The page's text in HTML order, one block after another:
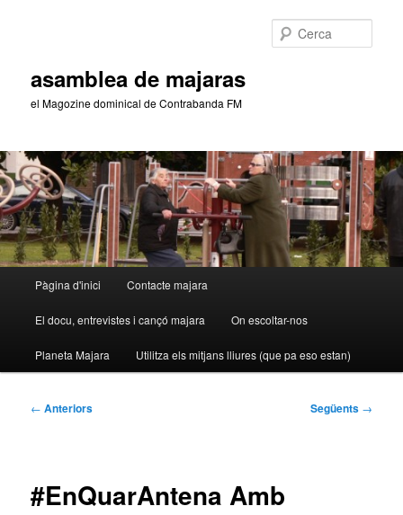
asamblea de majaras
el Magozine dominical de Contrabanda FM
principal
Pàgina d'inici Contacte majara
El docu, entrevistes i cançó majara On escoltar-nos
Planeta Majara Utilitza els mitjans lliures (que pa eso estan)
Navegació
← Anteriors Següents →
#EnQuarAntena Amb